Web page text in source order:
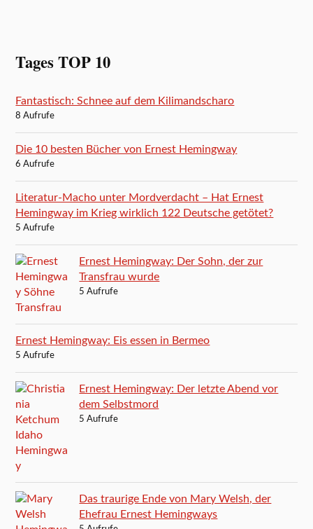
Tages TOP 10
Fantastisch: Schnee auf dem Kilimandscharo
8 Aufrufe
Die 10 besten Bücher von Ernest Hemingway
6 Aufrufe
Literatur-Macho unter Mordverdacht – Hat Ernest
Hemingway im Krieg wirklich 122 Deutsche getötet?
5 Aufrufe
Ernest Hemingway: Der Sohn, der zur
Transfrau wurde
5 Aufrufe
Ernest Hemingway: Eis essen in Bermeo
5 Aufrufe
Ernest Hemingway: Der letzte Abend vor
dem Selbstmord
5 Aufrufe
Das traurige Ende von Mary Welsh, der
Ehefrau Ernest Hemingways